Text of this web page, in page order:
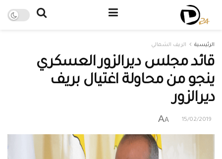
الرئيسية الريف الشمالي
قائد مجلس ديرالزور العسكري
ينجو من محاولة اغتيال بريف
ديرالزور
15/02/2019
A
A